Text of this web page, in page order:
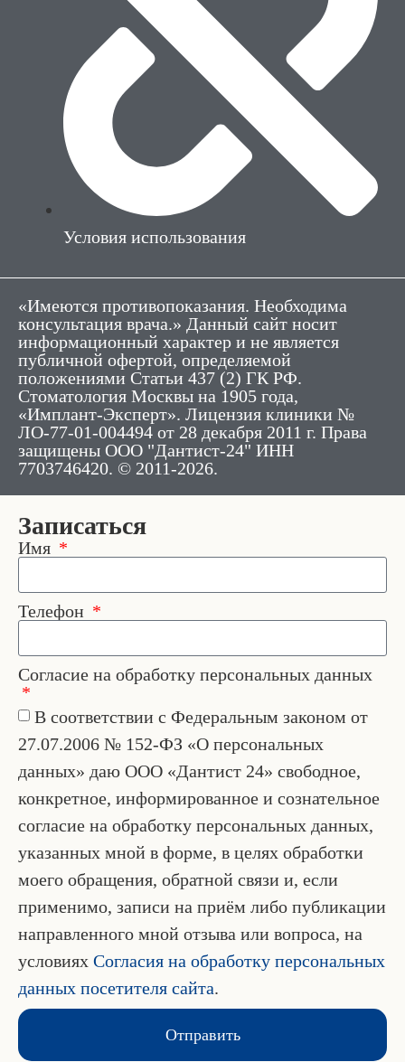
Условия использования
«Имеются противопоказания. Необходима
консультация врача.» Данный сайт носит
информационный характер и не является
публичной офертой, определяемой
положениями Статьи 437 (2) ГК РФ.
Стоматология Москвы на 1905 года,
«Имплант-Эксперт». Лицензия клиники №
ЛО-77-01-004494 от 28 декабря 2011 г. Права
защищены ООО "Дантист-24" ИНН
7703746420. © 2011-2026.
Записаться
Имя
Телефон
Согласие на обработку персональных данных
В соответствии с Федеральным законом от
27.07.2006 № 152-ФЗ «О персональных
данных» даю ООО «Дантист 24» свободное,
конкретное, информированное и сознательное
согласие на обработку персональных данных,
указанных мной в форме, в целях обработки
моего обращения, обратной связи и, если
применимо, записи на приём либо публикации
направленного мной отзыва или вопроса, на
условиях Согласия на обработку персональных
данных посетителя сайта.
Отправить